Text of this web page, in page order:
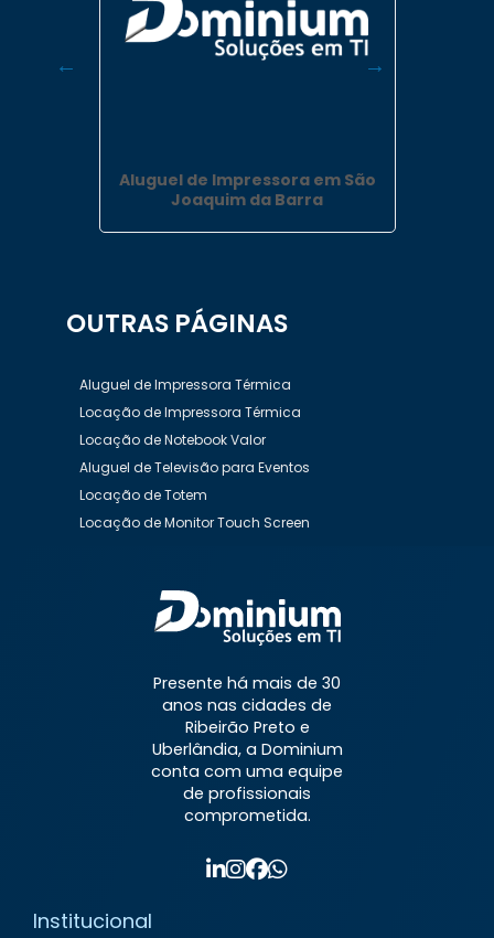
Aluguel de Impressora em São
Joaquim da Barra
OUTRAS PÁGINAS
Aluguel de Impressora Térmica
Locação de Impressora Térmica
Locação de Notebook Valor
Aluguel de Televisão para Eventos
Locação de Totem
Locação de Monitor Touch Screen
Aluguel de Impressora
Aluguel de Impressora a Laser
Aluguel de Impressora Valor
Aluguel de Nobreaks
Aluguel de Notebook
Aluguel de Notebook Mensal
Aluguel de Notebook para Empresas
Aluguel de Notebook Preço
Aluguel de Notebook Valor
Aluguel de Televisão
Aluguel de Totem Interativo
Contrato de Locação de Equipamentos de
Presente há mais de 30
anos nas cidades de
Ribeirão Preto e
Uberlândia, a Dominium
conta com uma equipe
de profissionais
comprometida.
Institucional